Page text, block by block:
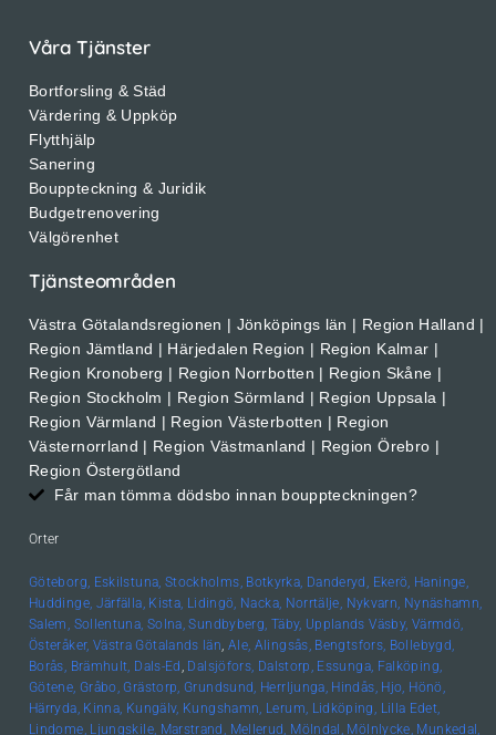
Våra Tjänster
Bortforsling & Städ
Värdering & Uppköp
Flytthjälp
Sanering
Bouppteckning & Juridik
Budgetrenovering
Välgörenhet
Tjänsteområden
Västra Götalandsregionen | Jönköpings län | Region Halland |
Region Jämtland | Härjedalen Region | Region Kalmar |
Region Kronoberg | Region Norrbotten | Region Skåne |
Region Stockholm | Region Sörmland | Region Uppsala |
Region Värmland | Region Västerbotten | Region
Västernorrland | Region Västmanland | Region Örebro |
Region Östergötland
Får man tömma dödsbo innan bouppteckningen?
Orter
Göteborg, Eskilstuna, Stockholms, Botkyrka, Danderyd, Ekerö, Haninge,
Huddinge, Järfälla, Kista, Lidingö, Nacka, Norrtälje, Nykvarn, Nynäshamn,
Salem, Sollentuna, Solna, Sundbyberg, Täby, Upplands Väsby, Värmdö,
Österåker, Västra Götalands län, Ale, Alingsås, Bengtsfors, Bollebygd,
Borås, Brämhult, Dals-Ed , Dalsjöfors, Dalstorp, Essunga, Falköping,
Götene, Gråbo, Grästorp, Grundsund, Herrljunga, Hindås, Hjo, Hönö,
Härryda, Kinna, Kungälv, Kungshamn, Lerum, Lidköping, Lilla Edet,
Lindome, Ljungskile, Marstrand, Mellerud, Mölndal, Mölnlycke, Munkedal,